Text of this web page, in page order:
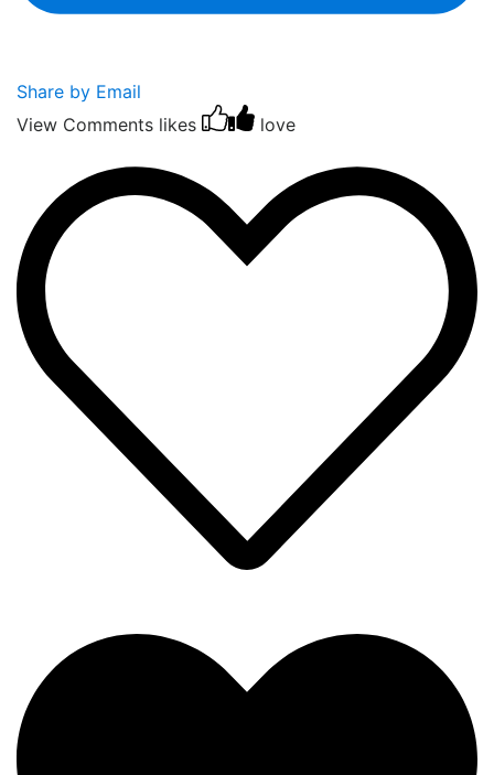
Share by Email
View Comments likes love